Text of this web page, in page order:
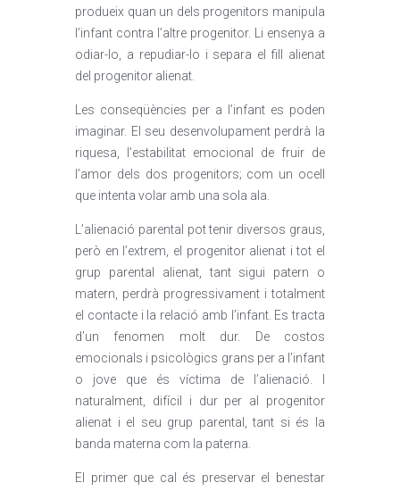
produeix quan un dels progenitors manipula
l’infant contra l’altre progenitor. Li ensenya a
odiar-lo, a repudiar-lo i separa el fill alienat
del progenitor alienat.
Les conseqüències per a l’infant es poden
imaginar. El seu desenvolupament perdrà la
riquesa, l’estabilitat emocional de fruir de
l’amor dels dos progenitors; com un ocell
que intenta volar amb una sola ala.
L’alienació parental pot tenir diversos graus,
però en l’extrem, el progenitor alienat i tot el
grup parental alienat, tant sigui patern o
matern, perdrà progressivament i totalment
el contacte i la relació amb l’infant. Es tracta
d’un fenomen molt dur. De costos
emocionals i psicològics grans per a l’infant
o jove que és víctima de l’alienació. I
naturalment, difícil i dur per al progenitor
alienat i el seu grup parental, tant si és la
banda materna com la paterna.
El primer que cal és preservar el benestar